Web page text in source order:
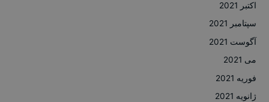
اکتبر 2021
سپتامبر 2021
آگوست 2021
می 2021
فوریه 2021
ژانویه 2021